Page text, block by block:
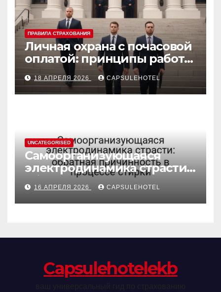
ПРАВИЛА СТРАХОВАНИЯ
Личная охрана с почасовой
оплатой: принципы работы
и правовые аспекты
18 АПРЕЛЯ 2026 CAPSULEHOTEL
UNCATEGORISED
Самоорганизующаяся
электродинамика страсти:
обратная причинность в
процессе стирки
16 АПРЕЛЯ 2026 CAPSULEHOTEL
Сapsulehotelekb